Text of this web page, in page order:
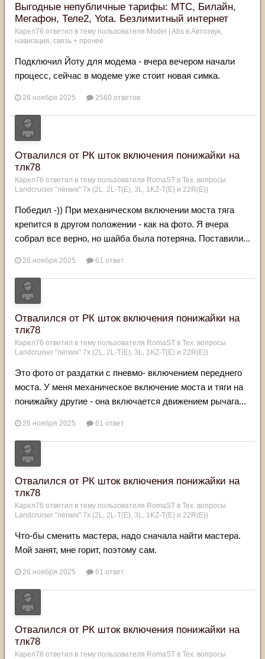
Выгодные непубличные тарифы: МТС, Билайн,
Мегафон, Теле2, Yota. Безлимитный интернет
Карел76 ответил в тему пользователя Model | Abs в Автозвук,
навигация, связь + прочее
Подключил Йоту для модема - вчера вечером начали
процесс, сейчас в модеме уже стоит новая симка.
28 ноября 2025 2560 ответов
Отвалился от РК шток включения понижайки на
тлк78
Карел76 ответил в тему пользователя RomaST в Тех. вопросы
Landcruiser "лёгких" 7x (2L, 2L-T(Е), 3L, 1KZ-T(E) и 22R(Е))
Победил -)) При механическом включении моста тяга
крепится в другом положении - как на фото. Я вчера
собрал все верно, но шайба была потеряна. Поставили...
26 ноября 2025 61 ответ
Отвалился от РК шток включения понижайки на
тлк78
Карел76 ответил в тему пользователя RomaST в Тех. вопросы
Landcruiser "лёгких" 7x (2L, 2L-T(Е), 3L, 1KZ-T(E) и 22R(Е))
Это фото от раздатки с пневмо- включением переднего
моста. У меня механическое включение моста и тяги на
понижайку другие - она включается движением рычага...
26 ноября 2025 61 ответ
Отвалился от РК шток включения понижайки на
тлк78
Карел76 ответил в тему пользователя RomaST в Тех. вопросы
Landcruiser "лёгких" 7x (2L, 2L-T(Е), 3L, 1KZ-T(E) и 22R(Е))
Что-бы сменить мастера, надо сначала найти мастера.
Мой занят, мне горит, поэтому сам.
26 ноября 2025 61 ответ
Отвалился от РК шток включения понижайки на
тлк78
Карел76 ответил в тему пользователя RomaST в Тех. вопросы